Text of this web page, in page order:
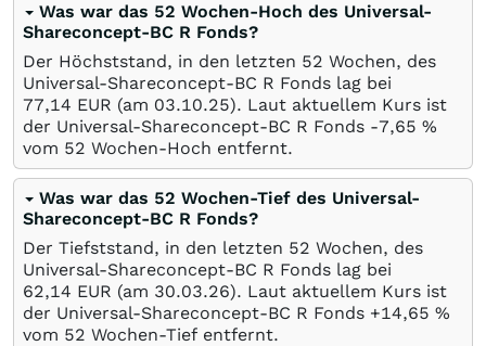
Was war das 52 Wochen-Hoch des Universal-
Shareconcept-BC R Fonds?
Der Höchststand, in den letzten 52 Wochen, des
Universal-Shareconcept-BC R Fonds lag bei
77,14 EUR (am 03.10.25). Laut aktuellem Kurs ist
der Universal-Shareconcept-BC R Fonds -7,65 %
vom 52 Wochen-Hoch entfernt.
Was war das 52 Wochen-Tief des Universal-
Shareconcept-BC R Fonds?
Der Tiefststand, in den letzten 52 Wochen, des
Universal-Shareconcept-BC R Fonds lag bei
62,14 EUR (am 30.03.26). Laut aktuellem Kurs ist
der Universal-Shareconcept-BC R Fonds +14,65 %
vom 52 Wochen-Tief entfernt.